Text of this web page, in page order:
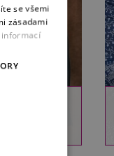
se všemi
zásadami
informací